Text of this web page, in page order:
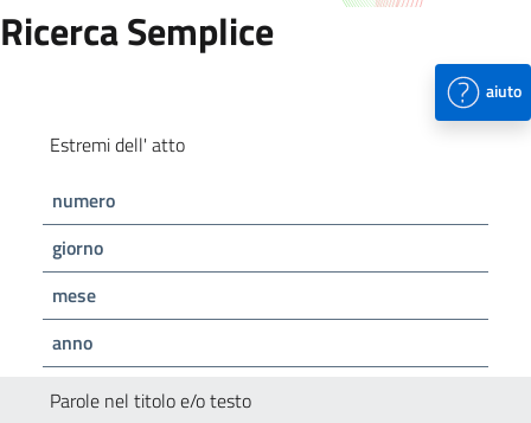
Ricerca Semplice
aiuto
Estremi dell' atto
numero
giorno
mese
anno
Parole nel titolo e/o testo